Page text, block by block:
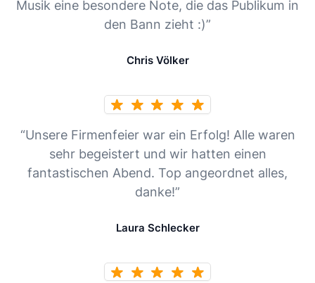
Musik eine besondere Note, die das Publikum in
den Bann zieht :)”
Chris Völker
“Unsere Firmenfeier war ein Erfolg! Alle waren
sehr begeistert und wir hatten einen
fantastischen Abend. Top angeordnet alles,
danke!”
Laura Schlecker